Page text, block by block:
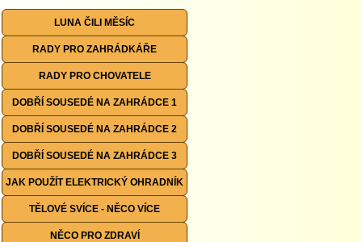
LUNA ČILI MĚSÍC
RADY PRO ZAHRÁDKÁŘE
RADY PRO CHOVATELE
DOBŘÍ SOUSEDÉ NA ZAHRÁDCE 1
DOBŘÍ SOUSEDÉ NA ZAHRÁDCE 2
DOBŘÍ SOUSEDÉ NA ZAHRÁDCE 3
JAK POUŽÍT ELEKTRICKÝ OHRADNÍK
TĚLOVÉ SVÍCE - NĚCO VÍCE
NĚCO PRO ZDRAVÍ